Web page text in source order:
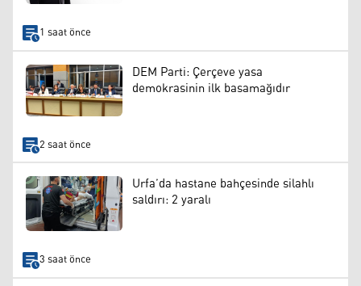
1 saat önce
DEM Parti: Çerçeve yasa
demokrasinin ilk basamağıdır
2 saat önce
Urfa’da hastane bahçesinde silahlı
saldırı: 2 yaralı
3 saat önce